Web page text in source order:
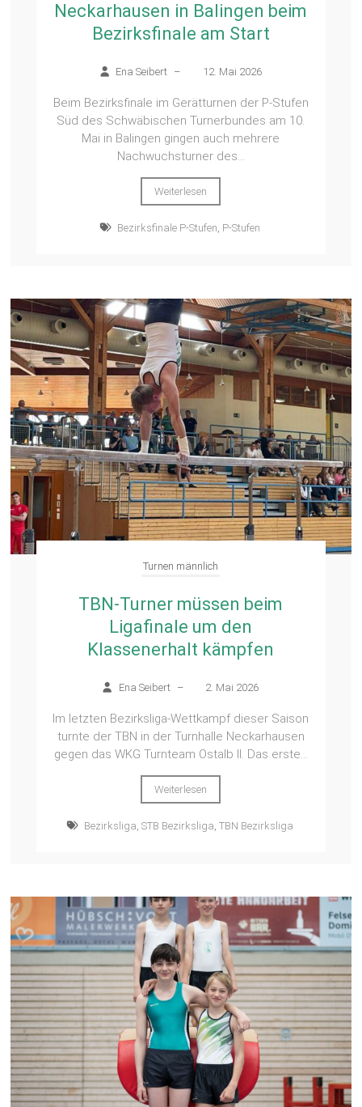
Neckarhausen in Balingen beim
Bezirksfinale am Start
Ena Seibert – 12. Mai 2026
Beim Bezirksfinale im Gerätturnen der P-Stufen
Süd des Schwäbischen Turnerbundes am 10.
Mai in Balingen gingen auch mehrere
Nachwuchsturner des...
Weiterlesen
Bezirksfinale P-Stufen, P-Stufen
Turnen männlich
TBN-Turner müssen beim
Ligafinale um den
Klassenerhalt kämpfen
Ena Seibert – 2. Mai 2026
Im letzten Bezirksliga-Wettkampf dieser Saison
turnte der TBN in der Turnhalle Neckarhausen
gegen das WKG Turnteam Ostalb II. Das erste...
Weiterlesen
Bezirksliga,STB Bezirksliga,TBN Bezirksliga